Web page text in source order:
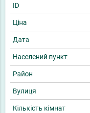
ID
Ціна
Дата
Населений пункт
Район
Вулиця
Кількість кімнат